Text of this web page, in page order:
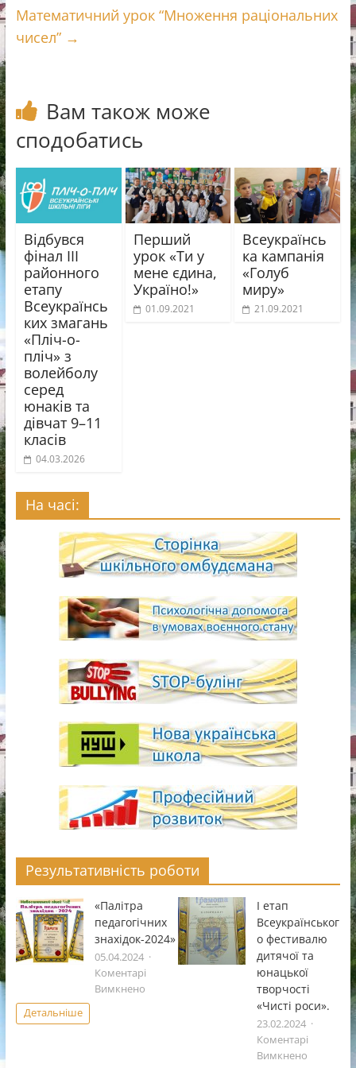
с
Математичний урок “Множення раціональних
чисел” →
Вам також може
сподобатись
Відбувся
фінал ІІІ
районного
етапу
Всеукраїнсь
ких змагань
«Пліч-о-
пліч» з
волейболу
серед
юнаків та
дівчат 9–11
класів
04.03.2026
Перший
урок «Ти у
мене єдина,
Україно!»
01.09.2021
Всеукраїнсь
ка кампанія
«Голуб
миру»
21.09.2021
На часі:
Результативність роботи
«Палітра
педагогічних
знахідок-2024»
05.04.2024
Коментарі
Вимкненодо
Детальніше
І етап
Всеукраïнськог
о фестивалю
дитячоï та
юнацькоï
творчостi
«Чистi роси».
23.02.2024
Коментарі
Вимкненодо